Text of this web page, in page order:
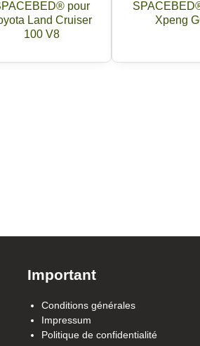
pour
Land Cruiser
100 V8
Xpeng
Important
Conditions générales
Impressum
Politique de confidentialité